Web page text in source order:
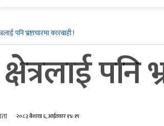
पनि भ्रष्टाचारमा कारबाही !
पनि
२०८३ बैशाख ६, आईतवार १४:१९